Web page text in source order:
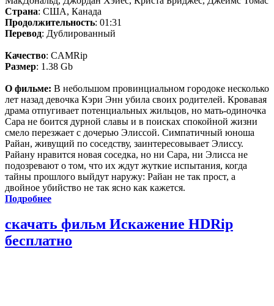
Страна: США, Канада
Продолжительность: 01:31
Перевод: Дублированный
Качество: CAMRip
Размер: 1.38 Gb
О фильме: В небольшом провинциальном городоке несколько
лет назад девочка Кэри Энн убила своих родителей. Кровавая
драма отпугивает потенциальных жильцов, но мать-одиночка
Сара не боится дурной славы и в поисках спокойной жизни
смело перезжает с дочерью Элиссой. Симпатичный юноша
Райан, живущий по соседству, заинтересовывает Элиссу.
Райану нравится новая соседка, но ни Сара, ни Элисса не
подозревают о том, что их ждут жуткие испытания, когда
тайны прошлого выйдут наружу: Райан не так прост, а
двойное убийство не так ясно как кажется.
Подробнее
скачать фильм Искажение HDRip
бесплатно